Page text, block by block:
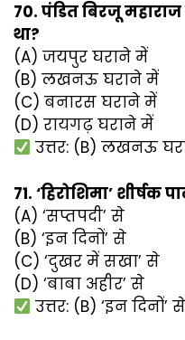
70. पंडित बिरजू
था?
(A) जयपुर घराने में
(B) लखनऊ घराने में
(C) बनारस घराने में
(D) रायगढ़ घराने में
उत्तर: (B) लखनऊ
71. ‘हिरोशिमा’
(A) ‘सप्तपदी’ से
(B) ‘इन दिनों’ से
(C) ‘दुखर में सखा’ से
(D) ‘बाबा अहीर’ से
उत्तर: (B) ‘इन दिनों’ से